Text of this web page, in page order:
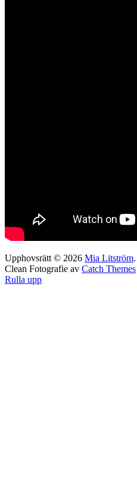
Upphovsrätt © 2026 Mia Litström
Clean Fotografie av Catch Themes
Rulla upp